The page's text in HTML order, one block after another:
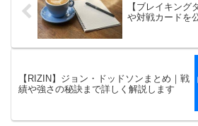
【ブレイキング
や対戦カードを
【RIZIN】ジョン・ドッドソンまとめ｜戦
績や強さの秘訣まで詳しく解説します